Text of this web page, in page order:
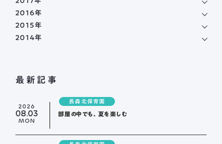
2016年
2015年
2014年
最新記事
2026
08.03
MON
長森北保育園
部屋の中でも、夏を楽しむ